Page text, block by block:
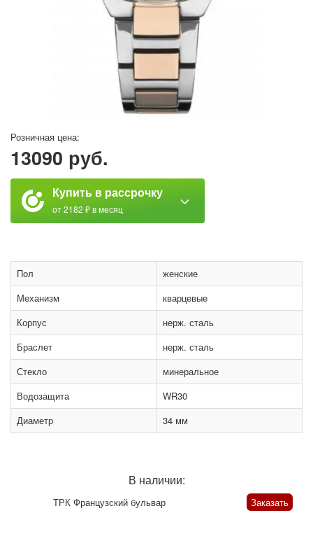
Розничная цена:
13090 руб.
Купить в рассрочку
от 2182 ₽ в месяц
Пол
женские
Механизм
кварцевые
Корпус
нерж. сталь
Браслет
нерж. сталь
Стекло
минеральное
Водозащита
WR30
Диаметр
34 мм
В наличии:
ТРК Французский бульвар Заказать